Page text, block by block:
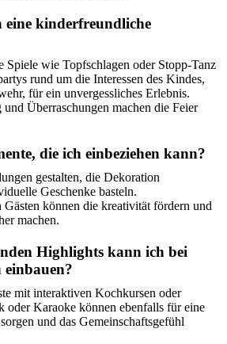
eine kinderfreundliche
Spiele wie Topfschlagen oder Stopp-Tanz
rund um die Interessen des Kindes,
für ein unvergessliches Erlebnis.
und Überraschungen machen die Feier
die ich einbeziehen kann?
gestalten, die Dekoration
Geschenke basteln.
können die kreativität fördern und
machen.
Highlights kann ich bei
einbauen?
mit interaktiven Kochkursen oder
Karaoke können ebenfalls für eine
und das Gemeinschaftsgefühl